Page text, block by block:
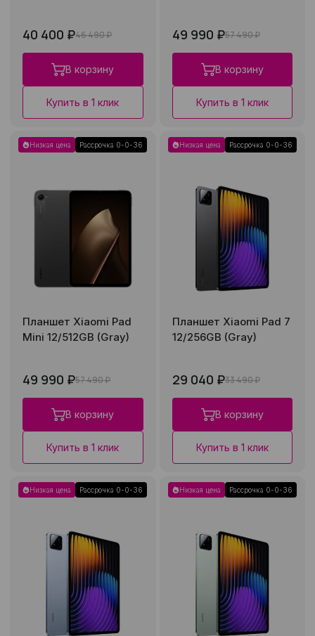
40 400 ₽46 490 ₽
В корзину
Купить в 1 клик
49 990 ₽57 490 ₽
В корзину
Купить в 1 клик
Низкая цена Рассрочка 0-0-36
Планшет Xiaomi Pad
Mini 12/512GB (Gray)
49 990 ₽57 490 ₽
В корзину
Купить в 1 клик
Низкая цена Рассрочка 0-0-36
Планшет Xiaomi Pad 7
12/256GB (Gray)
29 040 ₽33 490 ₽
В корзину
Купить в 1 клик
Низкая цена Рассрочка 0-0-36 Низкая цена Рассрочка 0-0-36